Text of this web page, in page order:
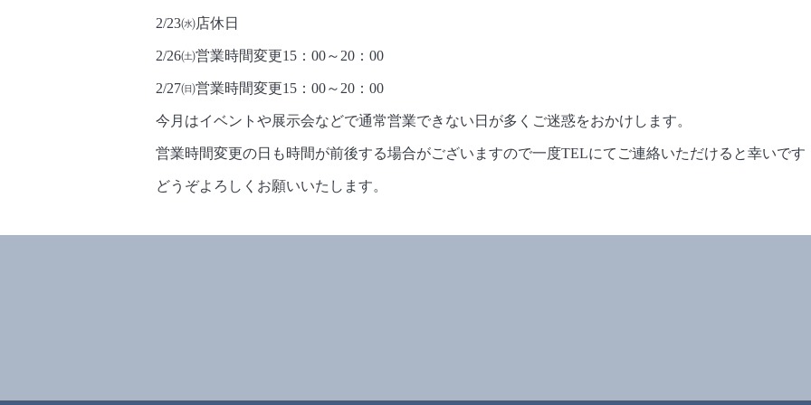
2/23㈬店休日
2/26㈯営業時間変更15：00～20：00
2/27㈰営業時間変更15：00～20：00
今月はイベントや展示会などで通常営業できない日が多くご迷惑をおかけします。
営業時間変更の日も時間が前後する場合がございますので一度TELにてご連絡いただけると幸いです
どうぞよろしくお願いいたします。